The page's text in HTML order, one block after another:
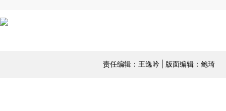
责任编辑：王逸吟 | 版面编辑：鲍琦